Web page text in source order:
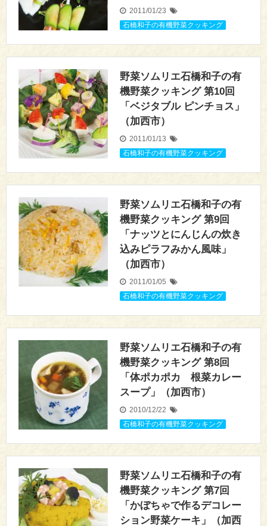
2011/01/23
石橋和子の有機野菜クッキング
野菜ソムリエ石橋和子の有
機野菜クッキング 第10回
「ベジタブル ピンチョス」
（加西市）
2011/01/13
石橋和子の有機野菜クッキング
野菜ソムリエ石橋和子の有
機野菜クッキング 第9回
「ナッツとにんじんの炊き
込みピラフみかん風味」
（加西市）
2011/01/05
石橋和子の有機野菜クッキング
野菜ソムリエ石橋和子の有
機野菜クッキング 第8回
「体ポカポカ 根菜カレー
スープ」（加西市）
2010/12/22
石橋和子の有機野菜クッキング
野菜ソムリエ石橋和子の有
機野菜クッキング 第7回
「かぼちゃで作るデコレー
ション野菜ケーキ」（加西